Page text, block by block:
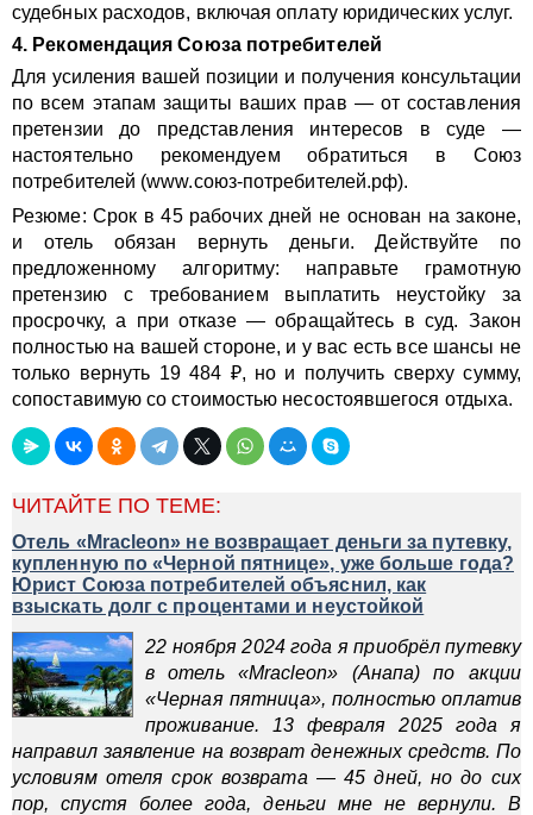
судебных расходов, включая оплату юридических услуг.
4. Рекомендация Союза потребителей
Для усиления вашей позиции и получения консультации
по всем этапам защиты ваших прав — от составления
претензии до представления интересов в суде —
настоятельно рекомендуем обратиться в Союз
потребителей (www.союз-потребителей.рф).
Резюме: Срок в 45 рабочих дней не основан на законе,
и отель обязан вернуть деньги. Действуйте по
предложенному алгоритму: направьте грамотную
претензию с требованием выплатить неустойку за
просрочку, а при отказе — обращайтесь в суд. Закон
полностью на вашей стороне, и у вас есть все шансы не
только вернуть 19 484 ₽, но и получить сверху сумму,
сопоставимую со стоимостью несостоявшегося отдыха.
ЧИТАЙТЕ ПО ТЕМЕ:
Отель «Mracleon» не возвращает деньги за путевку,
купленную по «Черной пятнице», уже больше года?
Юрист Союза потребителей объяснил, как
взыскать долг с процентами и неустойкой
22 ноября 2024 года я приобрёл путевку
в отель «Mracleon» (Анапа) по акции
«Черная пятница», полностью оплатив
проживание. 13 февраля 2025 года я
направил заявление на возврат денежных средств. По
условиям отеля срок возврата — 45 дней, но до сих
пор, спустя более года, деньги мне не вернули. В